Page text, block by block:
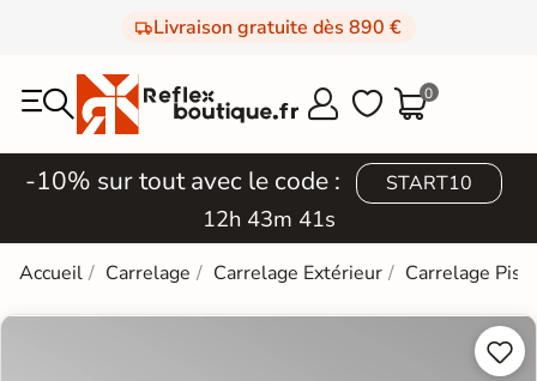
Livraison gratuite dès 890 €
  0
-10% sur tout avec le code : START10
12h 43m 40s
Accueil Carrelage Carrelage Extérieur Carrelage

